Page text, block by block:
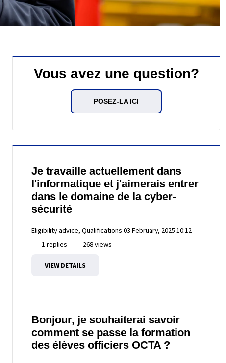
Vous avez une question?
POSEZ-LA ICI
Je travaille actuellement dans
l'informatique et j'aimerais entrer
dans le domaine de la cyber-
sécurité
Eligibility advice, Qualifications 03 February, 2025 10:12
1 replies
268 views
VIEW DETAILS
Bonjour, je souhaiterai savoir
comment se passe la formation
des élèves officiers OCTA ?